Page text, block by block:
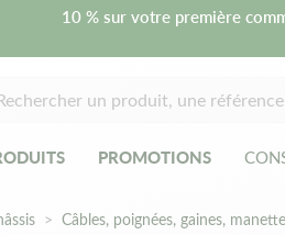
10 % sur votre première
PROMOTIONS
Câbles, poignées, gaines,